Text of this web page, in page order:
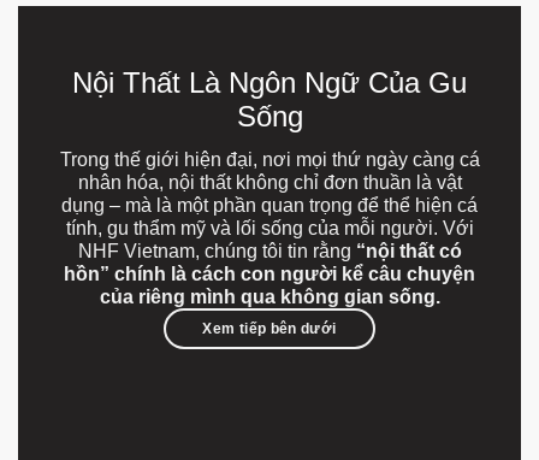
Nội Thất Là Ngôn Ngữ Của Gu
Sống
Trong thế giới hiện đại, nơi mọi thứ ngày càng cá
nhân hóa, nội thất không chỉ đơn thuần là vật
dụng – mà là một phần quan trọng để thể hiện cá
tính, gu thẩm mỹ và lối sống của mỗi người. Với
NHF Vietnam, chúng tôi tin rằng “nội thất có
hồn” chính là cách con người kể câu chuyện
của riêng mình qua không gian sống.
Xem tiếp bên dưới